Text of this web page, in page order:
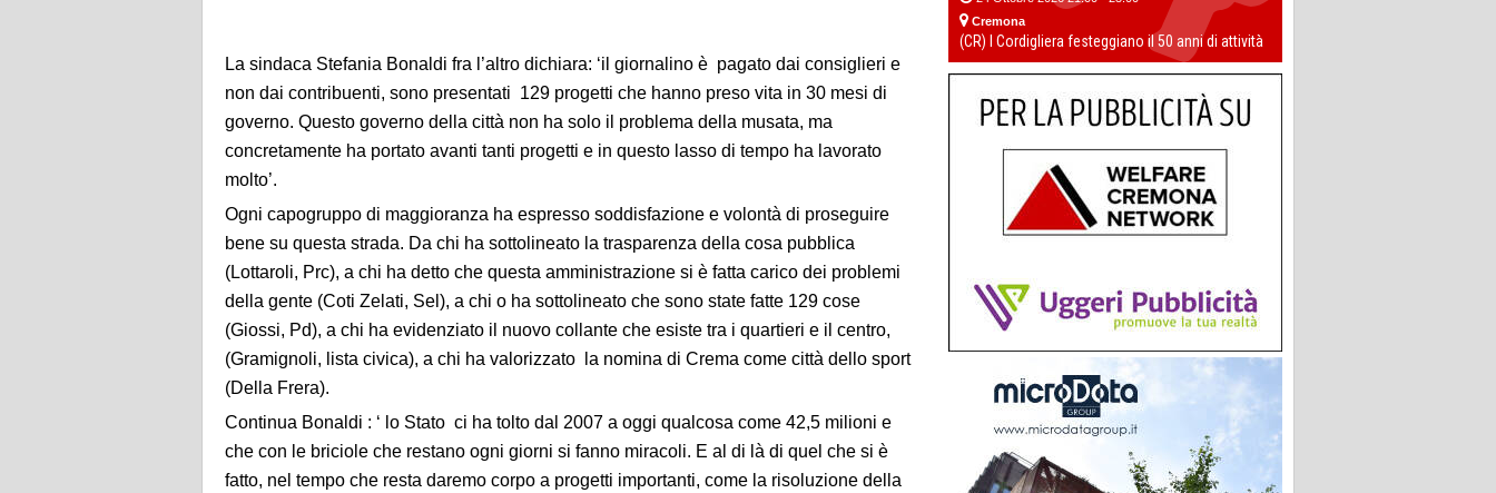
La sindaca Stefania Bonaldi fra l’altro dichiara: ‘il giornalino è pagato dai consiglieri e
non dai contribuenti, sono presentati 129 progetti che hanno preso vita in 30 mesi di
governo. Questo governo della città non ha solo il problema della musata, ma
concretamente ha portato avanti tanti progetti e in questo lasso di tempo ha lavorato
molto’.
Ogni capogruppo di maggioranza ha espresso soddisfazione e volontà di proseguire
bene su questa strada. Da chi ha sottolineato la trasparenza della cosa pubblica
(Lottaroli, Prc), a chi ha detto che questa amministrazione si è fatta carico dei problemi
della gente (Coti Zelati, Sel), a chi o ha sottolineato che sono state fatte 129 cose
(Giossi, Pd), a chi ha evidenziato il nuovo collante che esiste tra i quartieri e il centro,
(Gramignoli, lista civica), a chi ha valorizzato la nomina di Crema come città dello sport
(Della Frera).
Continua Bonaldi : ‘ lo Stato ci ha tolto dal 2007 a oggi qualcosa come 42,5 milioni e
che con le briciole che restano ogni giorni si fanno miracoli. E al di là di quel che si è
fatto, nel tempo che resta daremo corpo a progetti importanti, come la risoluzione della
Cremona
(CR) I Cordigliera festeggiano il 50 anni di attività